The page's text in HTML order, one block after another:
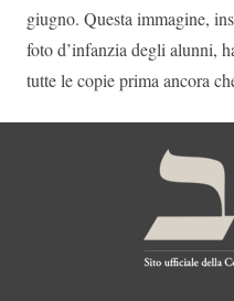
giugno. Questa immagine,
foto d’infanzia degli alunni,
tutte le copie prima ancora